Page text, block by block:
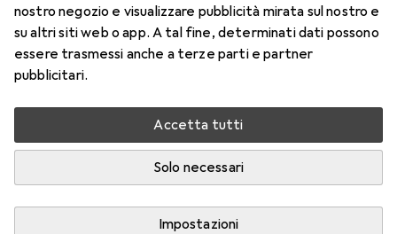
nostro negozio e visualizzare pubblicità mirata sul nostro e
su altri siti web o app. A tal fine, determinati dati possono
essere trasmessi anche a terze parti e partner
pubblicitari.
Accetta tutti
Solo necessari
Impostazioni
Prezzo in EUR IVA incl.
Consegna tra lun, 17/8 e mer, 19/8
Più di 10 pezzi in stock presso il fornitore
Aggiungi al carrello